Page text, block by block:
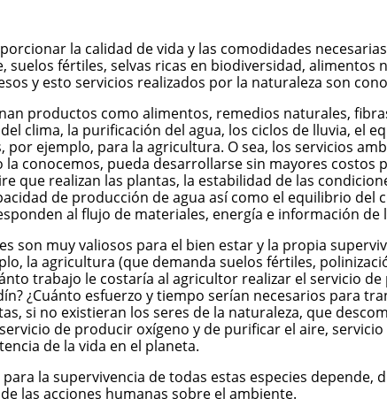
la calidad de vida y las comodidades
fértiles, selvas ricas en biodiversidad,
y esto servicios realizados por la naturaleza son
productos como alimentos, remedios naturales,
clima, la purificación del agua, los ciclos de lluvia, el
ejemplo, para la agricultura. O sea, los servicios
conocemos, pueda desarrollarse sin mayores costos
que realizan las plantas, la estabilidad de las
de producción de agua así como el equilibrio
al flujo de materiales, energía e información de
son muy valiosos para el bien estar y la propia
la agricultura (que demanda suelos fértiles,
trabajo le costaría al agricultor realizar el servicio
¿Cuánto esfuerzo y tiempo serían necesarios para
si no existieran los seres de la naturaleza, que
de producir oxígeno y de purificar el aire,
de la vida en el planeta.
la supervivencia de todas estas especies depende,
las acciones humanas sobre el ambiente.